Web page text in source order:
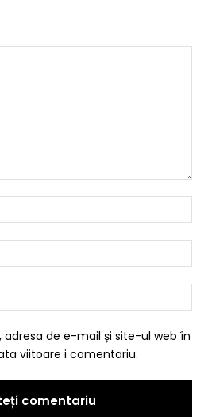
adresa de e-mail și site-ul web în
viitoare i comentariu.